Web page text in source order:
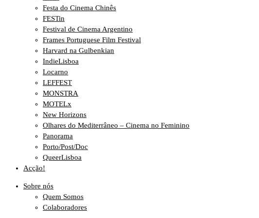
Festa do Cinema Chinês
FESTin
Festival de Cinema Argentino
Frames Portuguese Film Festival
Harvard na Gulbenkian
IndieLisboa
Locarno
LEFFEST
MONSTRA
MOTELx
New Horizons
Olhares do Mediterrâneo – Cinema no Feminino
Panorama
Porto/Post/Doc
QueerLisboa
Acção!
Sobre nós
Quem Somos
Colaboradores